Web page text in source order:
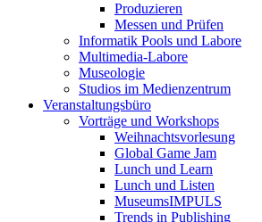
Produzieren
Messen und Prüfen
Informatik Pools und Labore
Multimedia-Labore
Museologie
Studios im Medienzentrum
Veranstaltungsbüro
Vorträge und Workshops
Weihnachtsvorlesung
Global Game Jam
Lunch und Learn
Lunch und Listen
MuseumsIMPULS
Trends in Publishing